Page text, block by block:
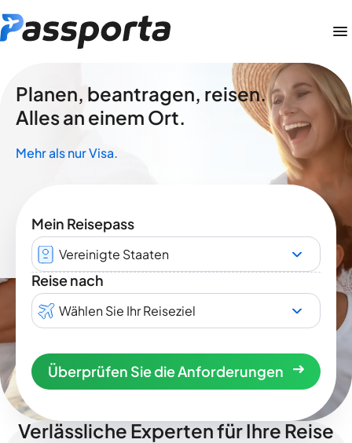
Planen, beantragen, reisen.
Alles an einem Ort.
Mehr als nur Visa.
Mein Reisepass
Vereinigte Staaten
Reise nach
Wählen Sie Ihr Reiseziel
Überprüfen Sie die Anforderungen
Verlässliche Experten für Ihre Reise